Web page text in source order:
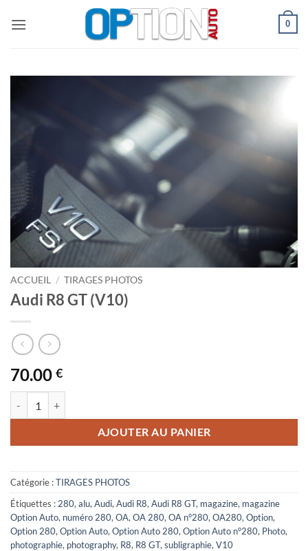
0
ACCUEIL / TIRAGES PHOTOS
Audi R8 GT (V10)
70.00 €
AJOUTER AU PANIER
Catégorie :TIRAGES PHOTOS
Étiquettes : 280, alu, Audi, Audi R8, Audi R8 GT, magazine, magazine
Option Auto, numéro 280, OA, OA 280, OA n°280, OA280, Option,
Option 280, Option Auto, Option Auto 280, Option Auto n°280, Photo,
photographie, photography, R8, R8 GT, subligraphie, V10